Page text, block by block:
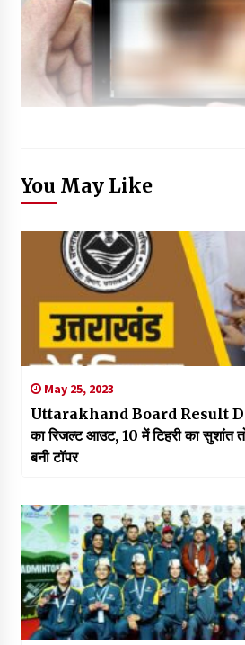
You May Like
May 25, 2023
Uttarakhand Board Result
का रिजल्ट आउट, 10 में टिहरी का सुशांत
बनी टॉपर